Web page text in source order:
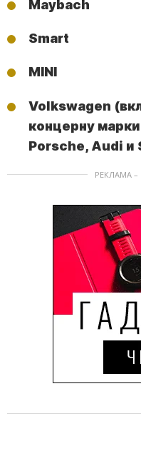
Maybach
Smart
MINI
Volkswagen
концерну
Porsche, Audi и
РЕКЛАМА